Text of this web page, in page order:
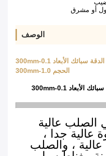
أو مشرق
الوصف
المدرفلة على الساخن 1J22 الدقة سبائك الأبعاد 0.1-300mm
الحجم 1.0-300mm
المدرفلة على الساخن 1J22 الدقة سبائك الأبعاد 0.1-300mm
الصلب عالية
عالية جدا ،
، والصلب